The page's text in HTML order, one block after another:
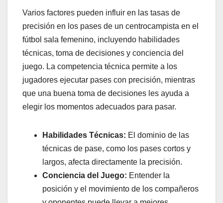
Varios factores pueden influir en las tasas de
precisión en los pases de un centrocampista en el
fútbol sala femenino, incluyendo habilidades
técnicas, toma de decisiones y conciencia del
juego. La competencia técnica permite a los
jugadores ejecutar pases con precisión, mientras
que una buena toma de decisiones les ayuda a
elegir los momentos adecuados para pasar.
Habilidades Técnicas: El dominio de las
técnicas de pase, como los pases cortos y
largos, afecta directamente la precisión.
Conciencia del Juego: Entender la
posición y el movimiento de los compañeros